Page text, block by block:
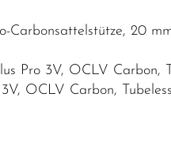
Carbonsattelstütze, 20
Pro 3V, OCLV Carbon,
OCLV Carbon,